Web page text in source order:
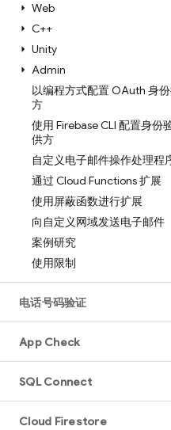
Web
C++
Unity
Admin
以编程方式配置 OAuth 身
方
使用 Firebase CLI 配置身份
供方
自定义电子邮件操作处理程
通过 Cloud Functions 扩展
使用屏蔽函数进行扩展
向自定义网域发送电子邮件
案例研究
使用限制
电话号码验证
App Check
SQL Connect
Cloud Firestore